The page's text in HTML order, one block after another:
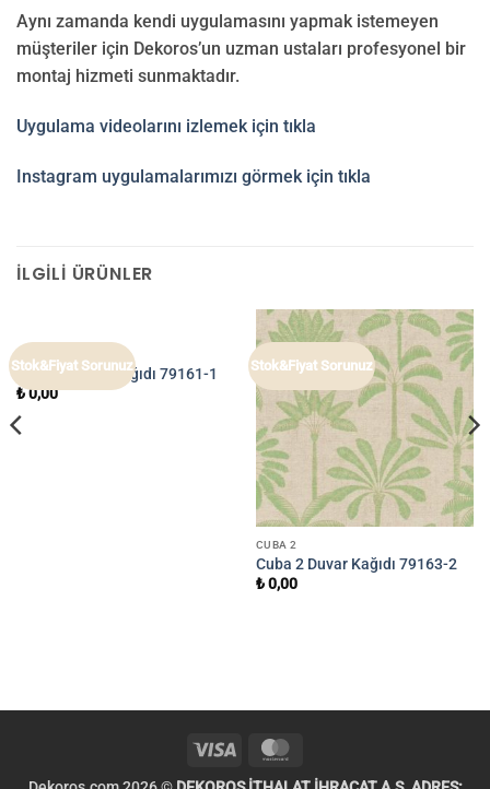
Aynı zamanda kendi uygulamasını yapmak istemeyen
müşteriler için Dekoros’un uzman ustaları profesyonel bir
montaj hizmeti sunmaktadır.
Uygulama videolarını izlemek için tıkla
Instagram uygulamalarımızı görmek için tıkla
İLGILI ÜRÜNLER
Stok&Fiyat Sorunuz
Cuba 2 Duvar Kağıdı 79161-1
₺0,00
Stok&Fiyat Sorunuz
CUBA 2
Cuba 2 Duvar Kağıdı 79163-2
₺0,00
Visa